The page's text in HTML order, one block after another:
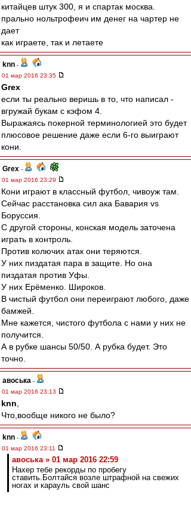
китайцев штук 300, я и спартак москва.
прально нольтрофеич им денег на чартер не
дает
как играете, так и летаете
knn -
01 мар 2016 23:35
Grex
если ты реально веришь в то, что написал -
вгружай букам с кэфом 4.
Выражаясь покерной терминологией это будет
плюсовое решение даже если 6-го выиграют
кони.
Grex -
01 мар 2016 23:29
Кони играют в классный футбол, чивоуж там.
Сейчас расстановка сил ака Бавария vs
Боруссия.
С другой стороны, конская модель заточена
играть в контроль.
Против колючих атак они теряются.
У них пиздатая пара в защите. Но она
пиздатая против Уфы.
У них Ерёменко. Широков.
В чистый футбол они переиграют любого, даже
бамжей.
Мне кажется, чистого футбола с нами у них не
получится.
А в рубке шансы 50/50. А рубка будет. Это
точно.
авоська -
01 мар 2016 23:13
knn
Что,вообще никого не было?
knn -
01 мар 2016 23:11
авоська » 01 мар 2016 22:59
Нахер тебе рекорды по пробегу
ставить.Болтайся возле штрафной на свежих
ногах и карауль свой шанс